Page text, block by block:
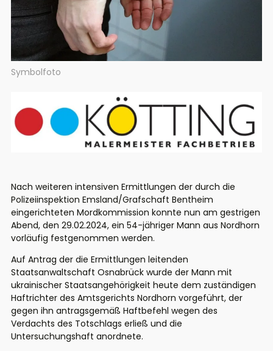
Symbolfoto
Nach weiteren intensiven Ermittlungen der durch die
Polizeiinspektion Emsland/Grafschaft Bentheim
eingerichteten Mordkommission konnte nun am gestrigen
Abend, den 29.02.2024, ein 54-jähriger Mann aus Nordhorn
vorläufig festgenommen werden.
Auf Antrag der die Ermittlungen leitenden
Staatsanwaltschaft Osnabrück wurde der Mann mit
ukrainischer Staatsangehörigkeit heute dem zuständigen
Haftrichter des Amtsgerichts Nordhorn vorgeführt, der
gegen ihn antragsgemäß Haftbefehl wegen des
Verdachts des Totschlags erließ und die
Untersuchungshaft anordnete.